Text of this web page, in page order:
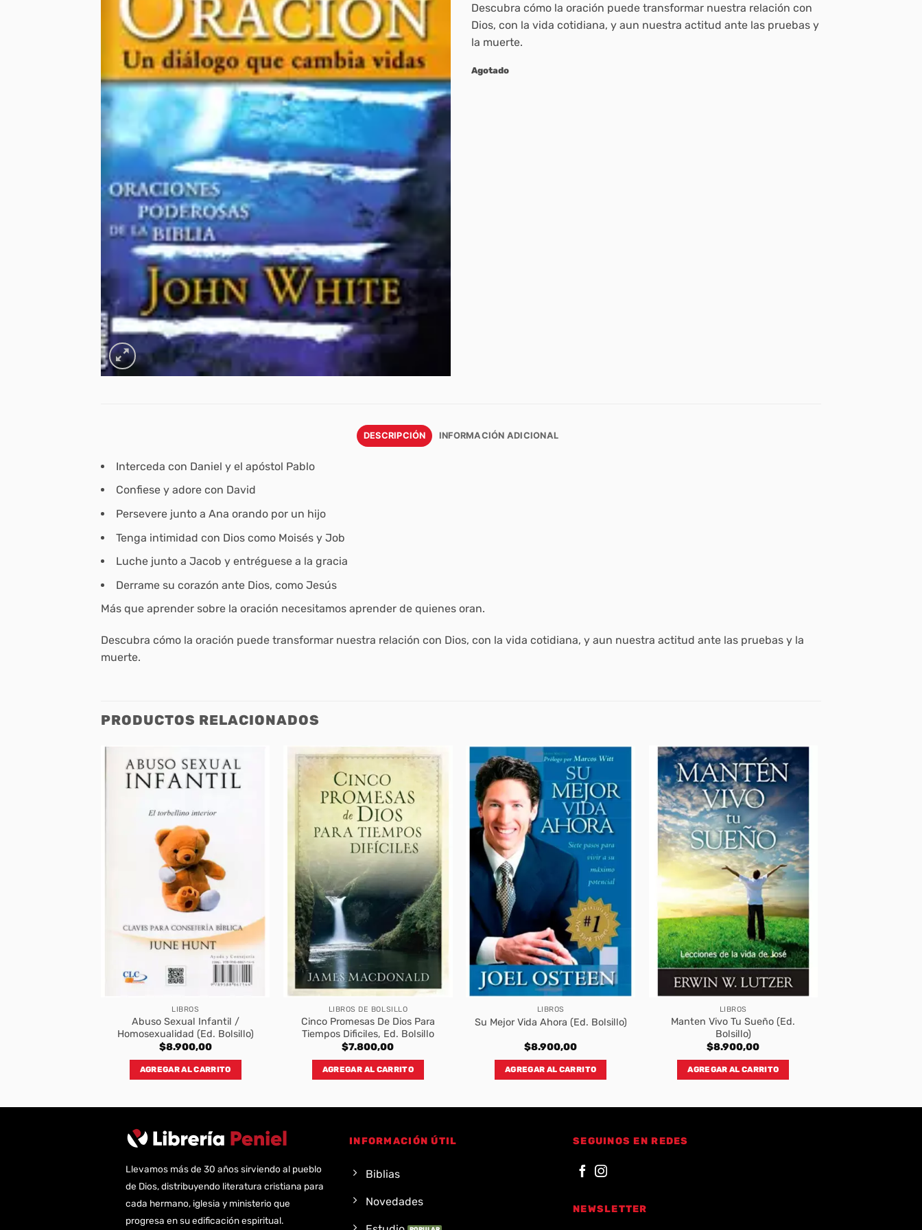
Descubra cómo la oración puede transformar nuestra relación con
Dios, con la vida cotidiana, y aun nuestra actitud ante las pruebas y
la muerte.
Agotado
DESCRIPCIÓN INFORMACIÓN ADICIONAL
Interceda con Daniel y el apóstol Pablo
Confiese y adore con David
Persevere junto a Ana orando por un hijo
Tenga intimidad con Dios como Moisés y Job
Luche junto a Jacob y entréguese a la gracia
Derrame su corazón ante Dios, como Jesús
Más que aprender sobre la oración necesitamos aprender de quienes oran.
Descubra cómo la oración puede transformar nuestra relación con Dios, con la vida cotidiana, y aun nuestra actitud ante las pruebas y la
muerte.
PRODUCTOS RELACIONADOS
LIBROS
Abuso Sexual Infantil /
Homosexualidad (Ed. Bolsillo)
$8.900,00
AGREGAR AL CARRITO
LIBROS DE BOLSILLO
Cinco Promesas De Dios Para
Tiempos Dificiles, Ed. Bolsillo
$7.800,00
AGREGAR AL CARRITO
LIBROS
Su Mejor Vida Ahora (Ed. Bolsillo)
$8.900,00
AGREGAR AL CARRITO
LIBROS
Manten Vivo Tu Sueño (Ed.
Bolsillo)
$8.900,00
AGREGAR AL CARRITO
Llevamos más de 30 años sirviendo al pueblo
de Dios, distribuyendo literatura cristiana para
cada hermano, iglesia y ministerio que
progresa en su edificación espiritual.
INFORMACIÓN ÚTIL
Biblias
Novedades
SEGUINOS EN REDES
NEWSLETTER